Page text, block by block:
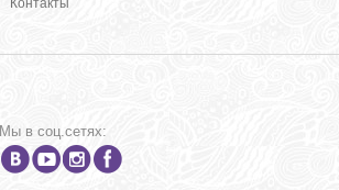
Контакты
Мы в соц.сетях: